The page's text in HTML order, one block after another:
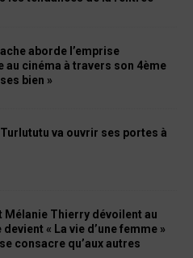
aborde l’emprise
au cinéma à travers son 4ème
bien »
Turlututu va ouvrir ses portes à
Mélanie Thierry dévoilent au
« La vie d’une femme »
consacre qu’aux autres